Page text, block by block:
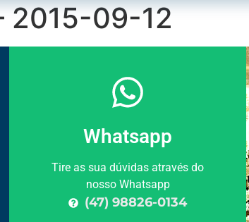
2015-09-12
Whatsapp
Tire as sua dúvidas através do
nosso Whatsapp
(47) 98826-0134